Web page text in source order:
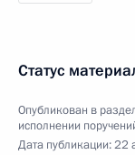
Статус
Опубликован в
исполнении
Дата публикации:22